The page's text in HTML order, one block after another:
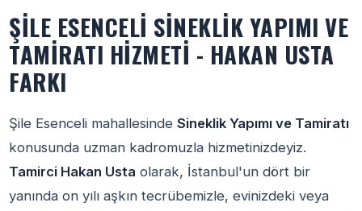
ŞILE ESENCELI SINEKLIK YAPIMI VE
TAMIRATI HIZMETI - HAKAN USTA
FARKI
Şile Esenceli mahallesindeSineklik Yapımı ve Tamiratı
konusunda uzman kadromuzla hizmetinizdeyiz.
Tamirci Hakan Usta olarak, İstanbul'un dört bir
yanında on yılı aşkın tecrübemizle, evinizdeki veya